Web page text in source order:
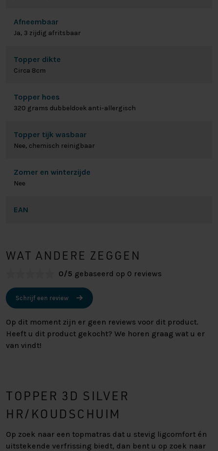
Afneembaar
Ja, 3 zijdig afritsbaar
Topper dikte
Circa 8cm
Topper hoes
320 grams dubbeldoek anti-allergisch
Topper tijk wasbaar
Nee, chemisch reinigbaar
Zomer en winterzijde
Nee
EAN
WAT ANDERE ZEGGEN
0/5 gebaseerd op 0 reviews
Schrijf een review
Op dit moment zijn er geen reviews voor dit product.
Heeft u dit product gekocht? We horen graag wat u er
van vindt!
TOPPER 3D SILVER
HR/KOUDSCHUIM
Op zoek naar een topmatras dat u stevig ligcomfort én
uitstekende verfrissing biedt, dan bent u op zoek naar